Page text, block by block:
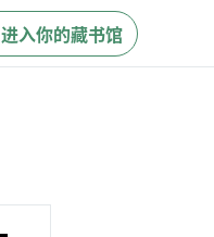
进入你的藏书馆